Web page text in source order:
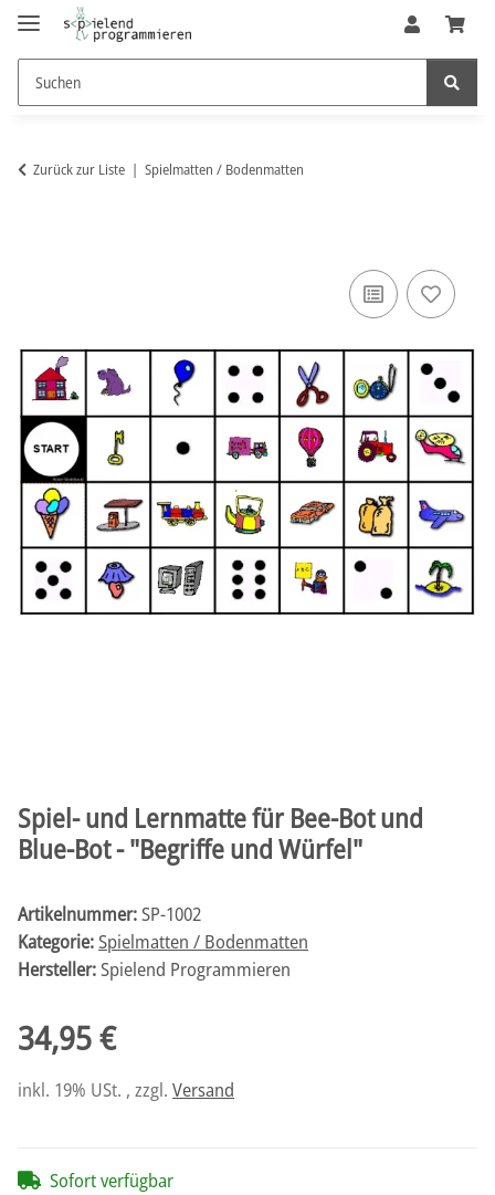
Zurück zur Liste Spielmatten / Bodenmatten
Spiel- und Lernmatte für Bee-Bot und
Blue-Bot - "Begriffe und Würfel"
Artikelnummer:SP-1002
Kategorie:Spielmatten / Bodenmatten
Hersteller:Spielend Programmieren
34,95 €
inkl. 19% USt. , zzgl. Versand
Sofort verfügbar